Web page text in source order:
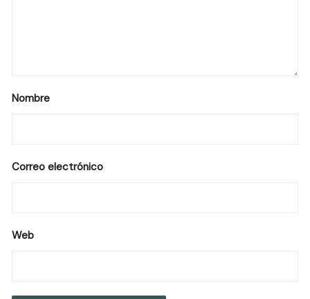
Nombre
Correo electrónico
Web